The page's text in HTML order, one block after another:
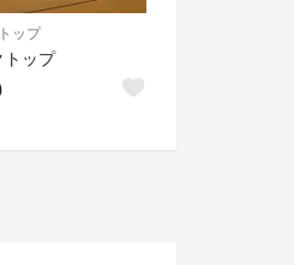
ップ
トップ